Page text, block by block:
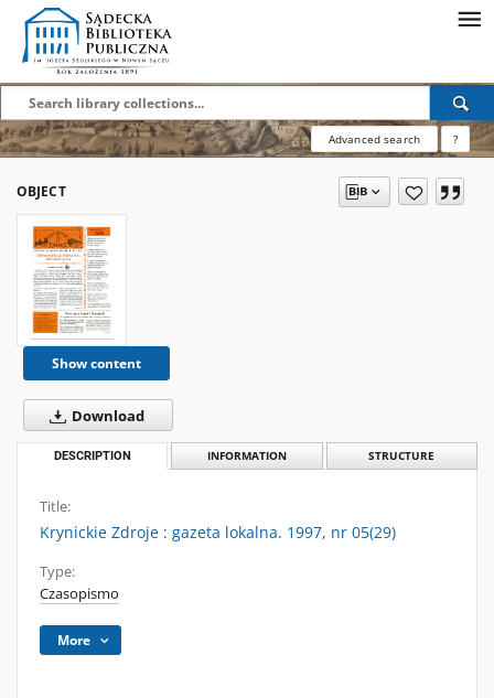
Advanced search ?
OBJECT
Show content
Download
DESCRIPTION INFORMATION STRUCTURE
Title:
Krynickie Zdroje : gazeta lokalna. 1997, nr 05(29)
Type:
Czasopismo
More